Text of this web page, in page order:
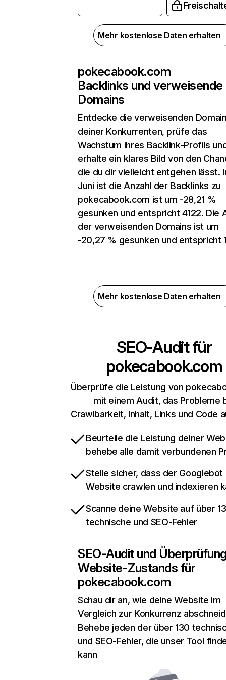
Mehr kostenlose Daten erhalten
pokecabook.com
Backlinks und verweisende
Domains
Entdecke die verweisenden
deiner Konkurrenten, prüfe das
Wachstum ihres Backlink-Profils
erhalte ein klares Bild von den
die du dir vielleicht entgehen lässt.
Juni ist die Anzahl der Backlinks zu
pokecabook.com ist um -28,21 %
gesunken und entspricht 4122. Die
der verweisenden Domains ist um
-20,27 % gesunken und entspricht
Mehr kostenlose Daten erhalten
SEO-Audit für
pokecabook.com
Überprüfe die Leistung von
mit einem Audit, das Probleme
Crawlbarkeit, Inhalt, Links und Code
Beurteile die Leistung deiner
behebe alle damit verbundenen
Stelle sicher, dass der Googlebot
Website crawlen und indexieren
Scanne deine Website auf über
technische und SEO-Fehler
SEO-Audit und
Website-Zustands für
pokecabook.com
Schau dir an, wie deine Website im
Vergleich zur Konkurrenz
Behebe jeden der über 130
und SEO-Fehler, die unser Tool
kann